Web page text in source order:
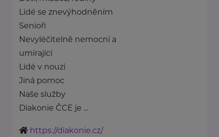
Lidé se znevýhodněním
Senioři
Nevyléčitelně nemocní a
umírající
Lidé v nouzi
Jiná pomoc
Naše služby
Diakonie ČCE je ...
https://diakonie.cz/